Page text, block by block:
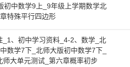
初中数学9上_9年级上学期数学北
特殊平行四边形
_1、初中学习资料_4-2、数学_北
数学7下_北师大版初中数学7下_
师大单元测试_第六章概率初步